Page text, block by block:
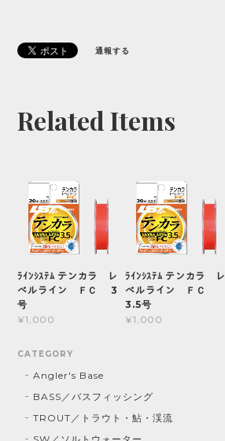
通報する
Related Items
ﾗｲﾝｼｽﾃﾑ テンカラ レ
ベルライン ＦＣ 3
号
¥1,000
ﾗｲﾝｼｽﾃﾑ テンカラ レ
ベルライン ＦＣ
3.5号
¥1,000
CATEGORY
Angler's Base
BASS／バスフィッシング
TROUT／トラウト・鮎・渓流